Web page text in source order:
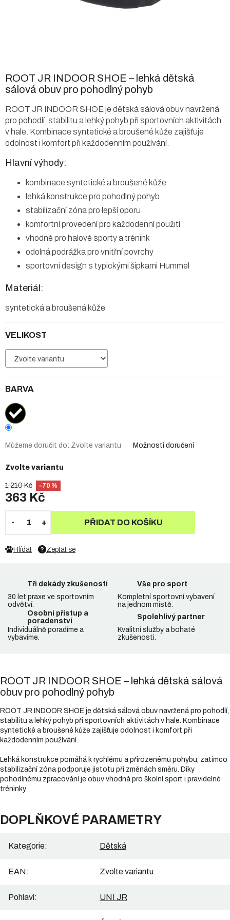
1 210 Kč –70 %
363 Kč
Zvolte variantu
VELIKOST
BARVA
Můžeme doručit do: Zvolte variantu Možnosti doručení
PŘIDAT DO KOŠÍKU
ROOT JR INDOOR SHOE – lehká dětská
sálová obuv pro pohodlný pohyb
ROOT JR INDOOR SHOE je dětská sálová obuv navržená
pro pohodlí, stabilitu a lehký pohyb při sportovních aktivitách
v hale. Kombinace syntetické a broušené kůže zajišťuje
odolnost i komfort při každodenním používání.
Hlavní výhody:
kombinace syntetické a broušené kůže
lehká konstrukce pro pohodlný pohyb
stabilizační zóna pro lepší oporu
komfortní provedení pro každodenní použití
vhodné pro halové sporty a trénink
odolná podrážka pro vnitřní povrchy
sportovní design s typickými šipkami Hummel
Materiál:
syntetická a broušená kůže
Zeptat se
Hlídat
Tři dekády zkušeností
30 let praxe ve sportovním
odvětví.
Vše pro sport
Kompletní sportovní vybavení
na jednom místě.
Osobní přístup a
poradenství
Individuálně poradíme a
vybavíme.
Spolehlivý partner
Kvalitní služby a bohaté
zkušenosti.
ROOT JR INDOOR SHOE – lehká dětská sálová
obuv pro pohodlný pohyb
ROOT JR INDOOR SHOE je dětská sálová obuv navržená pro pohodlí,
stabilitu a lehký pohyb při sportovních aktivitách v hale. Kombinace
syntetické a broušené kůže zajišťuje odolnost i komfort při
každodenním používání.
Lehká konstrukce pomáhá k rychlému a přirozenému pohybu, zatímco
stabilizační zóna podporuje jistotu při změnách směru. Díky
pohodlnému zpracování je obuv vhodná pro školní sport i pravidelné
tréninky.
DOPLŇKOVÉ PARAMETRY
Kategorie: Dětská
EAN: Zvolte variantu
Pohlaví: UNI JR